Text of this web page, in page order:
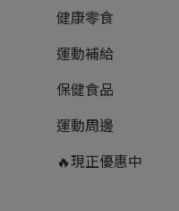
健康零食
運動補給
保健食品
運動周邊
🔥現正優惠中